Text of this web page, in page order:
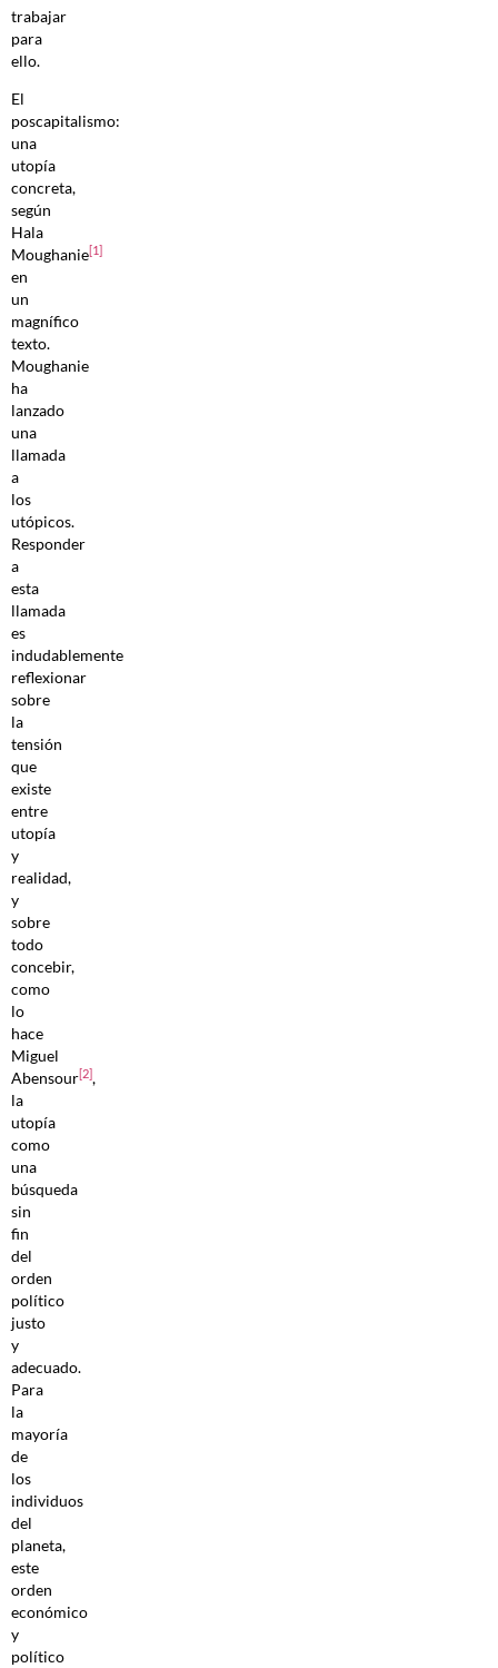
trabajar
para
ello.
El
poscapitalismo:
una
utopía
concreta,
según
Hala
Moughanie[1]
en
un
magnífico
texto.
Moughanie
ha
lanzado
una
llamada
a
los
utópicos.
Responder
a
esta
llamada
es
indudablemente
reflexionar
sobre
la
tensión
que
existe
entre
utopía
y
realidad,
y
sobre
todo
concebir,
como
lo
hace
Miguel
Abensour[2],
la
utopía
como
una
búsqueda
sin
fin
del
orden
político
justo
y
adecuado.
Para
la
mayoría
de
los
individuos
del
planeta,
este
orden
económico
y
político